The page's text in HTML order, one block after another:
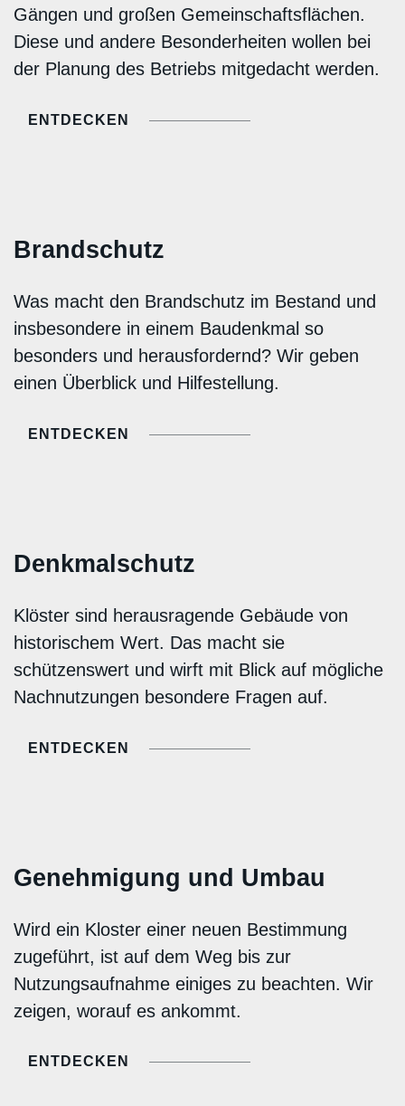
Gängen und großen Gemeinschaftsflächen.
Diese und andere Besonderheiten wollen bei
der Planung des Betriebs mitgedacht werden.
ENTDECKEN
Brandschutz
Was macht den Brandschutz im Bestand und
insbesondere in einem Baudenkmal so
besonders und herausfordernd? Wir geben
einen Überblick und Hilfestellung.
ENTDECKEN
Denkmalschutz
Klöster sind herausragende Gebäude von
historischem Wert. Das macht sie
schützenswert und wirft mit Blick auf mögliche
Nachnutzungen besondere Fragen auf.
ENTDECKEN
Genehmigung und Umbau
Wird ein Kloster einer neuen Bestimmung
zugeführt, ist auf dem Weg bis zur
Nutzungsaufnahme einiges zu beachten. Wir
zeigen, worauf es ankommt.
ENTDECKEN